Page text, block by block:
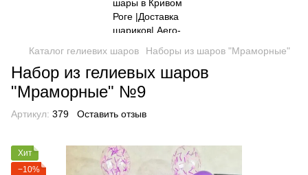
Каталог гелиевих шаров Наборы из шаров "Мраморные"
Набор из гелиевых шаров
"Мраморные" №9
Артикул: 379 Оставить отзыв
Хит
−10%